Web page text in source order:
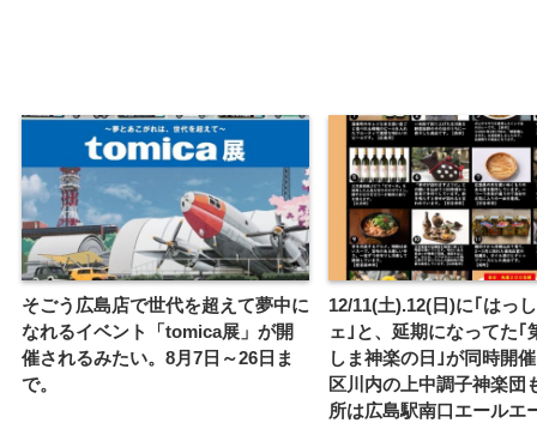
そごう広島店で世代を超えて夢中に
なれるイベント「tomica展」が開
催されるみたい。8月7日～26日ま
で。
12/11(土).12(日)に｢はっ
ェ｣と、延期になってた｢
しま神楽の日｣が同時開
区川内の上中調子神楽団
所は広島駅南口エールエ